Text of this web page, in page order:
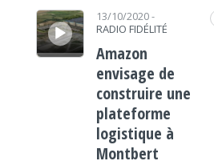
Lecteur audio 13/10/2020-
RADIO FIDÉLITÉ
Amazon
envisage de
construire une
plateforme
logistique à
Montbert